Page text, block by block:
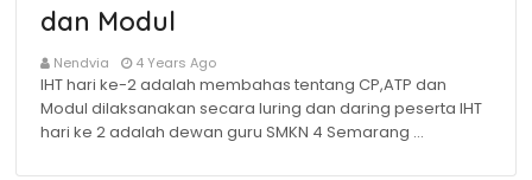
dan Modul
Nendvia 4 Years Ago
IHT hari ke-2 adalah membahas tentang CP,ATP dan
Modul dilaksanakan secara luring dan daring peserta IHT
hari ke 2 adalah dewan guru SMKN 4 Semarang …